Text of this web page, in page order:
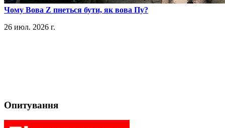
​Чому Вова Z пнеться бути, як вова Пу?
26 июл. 2026 г.
Опитування